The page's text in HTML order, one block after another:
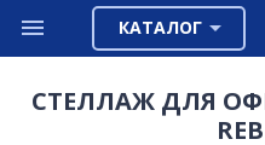
КАТАЛОГ
СТЕЛЛАЖ ДЛЯ